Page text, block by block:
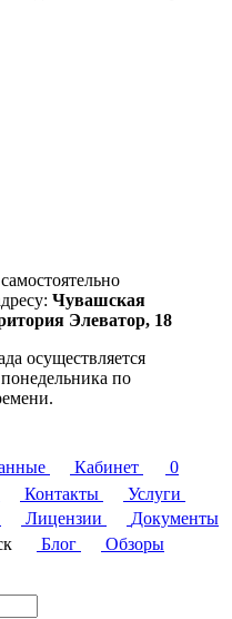
Чувашская
Элеватор, 18
осуществляется
по
Кабинет
0
Контакты
Услуги
Лицензии
Документы
Блог
Обзоры